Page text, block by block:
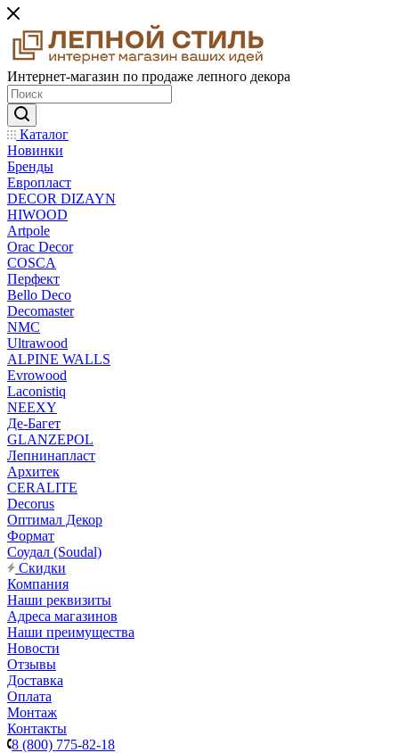
Интернет-магазин по продаже лепного декора
Каталог
Новинки
Бренды
Европласт
DECOR DIZAYN
HIWOOD
Artpole
Orac Decor
COSCA
Перфект
Bello Deco
Decomaster
NMС
Ultrawood
ALPINE WALLS
Evrowood
Laconistiq
NEEXY
Де-Багет
GLANZEPOL
Лепнинапласт
Архитек
CERALITE
Decorus
Оптимал Декор
Формат
Соудал (Soudal)
Скидки
Компания
Наши реквизиты
Адреса магазинов
Наши преимущества
Новости
Отзывы
Доставка
Оплата
Монтаж
Контакты
8 (800) 775-82-18